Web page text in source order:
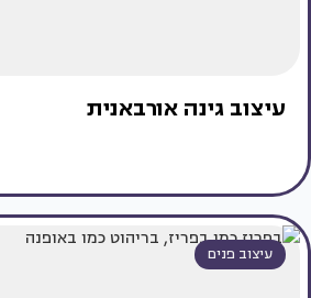
עיצוב גינה אורבאנית
עיצוב פנים